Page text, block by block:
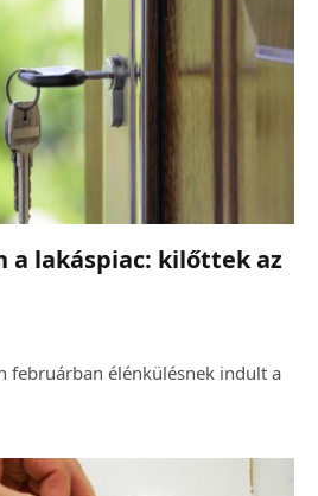
a lakáspiac: kilőttek az
februárban élénkülésnek indult a